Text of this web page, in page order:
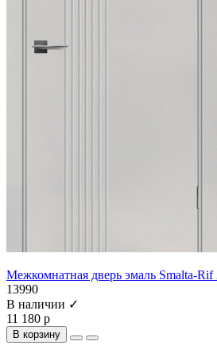
Межкомнатная дверь эмаль Smalta-Rif
13990
В наличии ✓
11 180 р
В корзину